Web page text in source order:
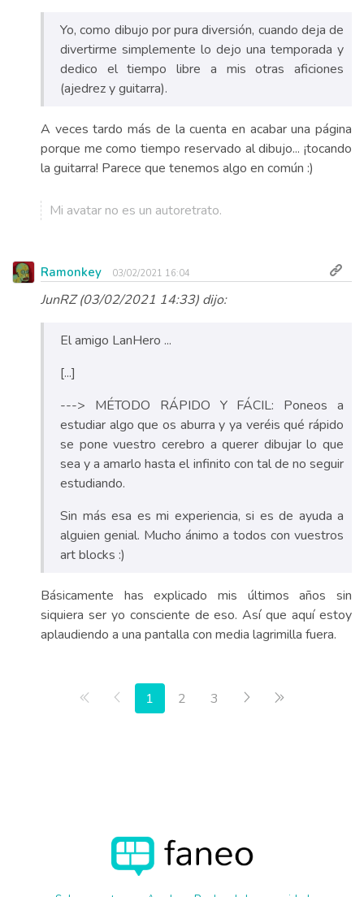
Yo, como dibujo por pura diversión, cuando deja de
divertirme simplemente lo dejo una temporada y
dedico el tiempo libre a mis otras aficiones
(ajedrez y guitarra).
A veces tardo más de la cuenta en acabar una página
porque me como tiempo reservado al dibujo... ¡tocando
la guitarra! Parece que tenemos algo en común :)
Mi avatar no es un autoretrato.
Ramonkey 03/02/2021 16:04
JunRZ (03/02/2021 14:33) dijo:
El amigo LanHero ...
[...]
---> MÉTODO RÁPIDO Y FÁCIL: Poneos a
estudiar algo que os aburra y ya veréis qué rápido
se pone vuestro cerebro a querer dibujar lo que
sea y a amarlo hasta el infinito con tal de no seguir
estudiando.
Sin más esa es mi experiencia, si es de ayuda a
alguien genial. Mucho ánimo a todos con vuestros
art blocks :)
Básicamente has explicado mis últimos años sin
siquiera ser yo consciente de eso. Así que aquí estoy
aplaudiendo a una pantalla con media lagrimilla fuera.
Primera página
Anterior
1 2 3 Siguiente